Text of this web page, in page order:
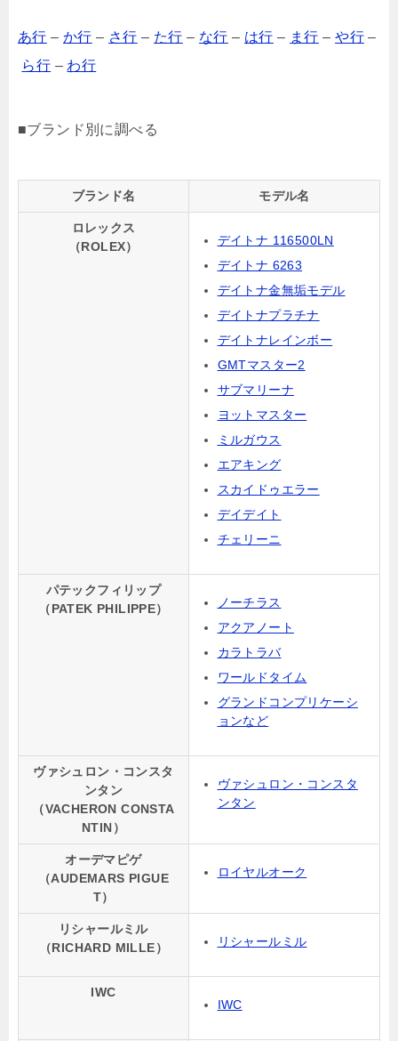
あ行 –か行 – さ行 – た行 – な行 – は行 – ま行 –や行–
ら行 – わ行
■ブランド別に調べる
ブランド名 モデル名
ロレックス
（ROLEX）
デイトナ 116500LN
デイトナ 6263
デイトナ金無垢モデル
デイトナプラチナ
デイトナレインボー
GMTマスター2
サブマリーナ
ヨットマスター
ミルガウス
エアキング
スカイドゥエラー
デイデイト
チェリーニ
パテックフィリップ
（PATEK PHILIPPE）
ノーチラス
アクアノート
カラトラバ
ワールドタイム
グランドコンプリケーシ
ョンなど
ヴァシュロン・コンスタ
ンタン
（VACHERON CONSTA
NTIN）
ヴァシュロン・コンスタ
ンタン
オーデマピゲ
（AUDEMARS PIGUE
T）
ロイヤルオーク
リシャールミル
（RICHARD MILLE）
リシャールミル
IWC
IWC